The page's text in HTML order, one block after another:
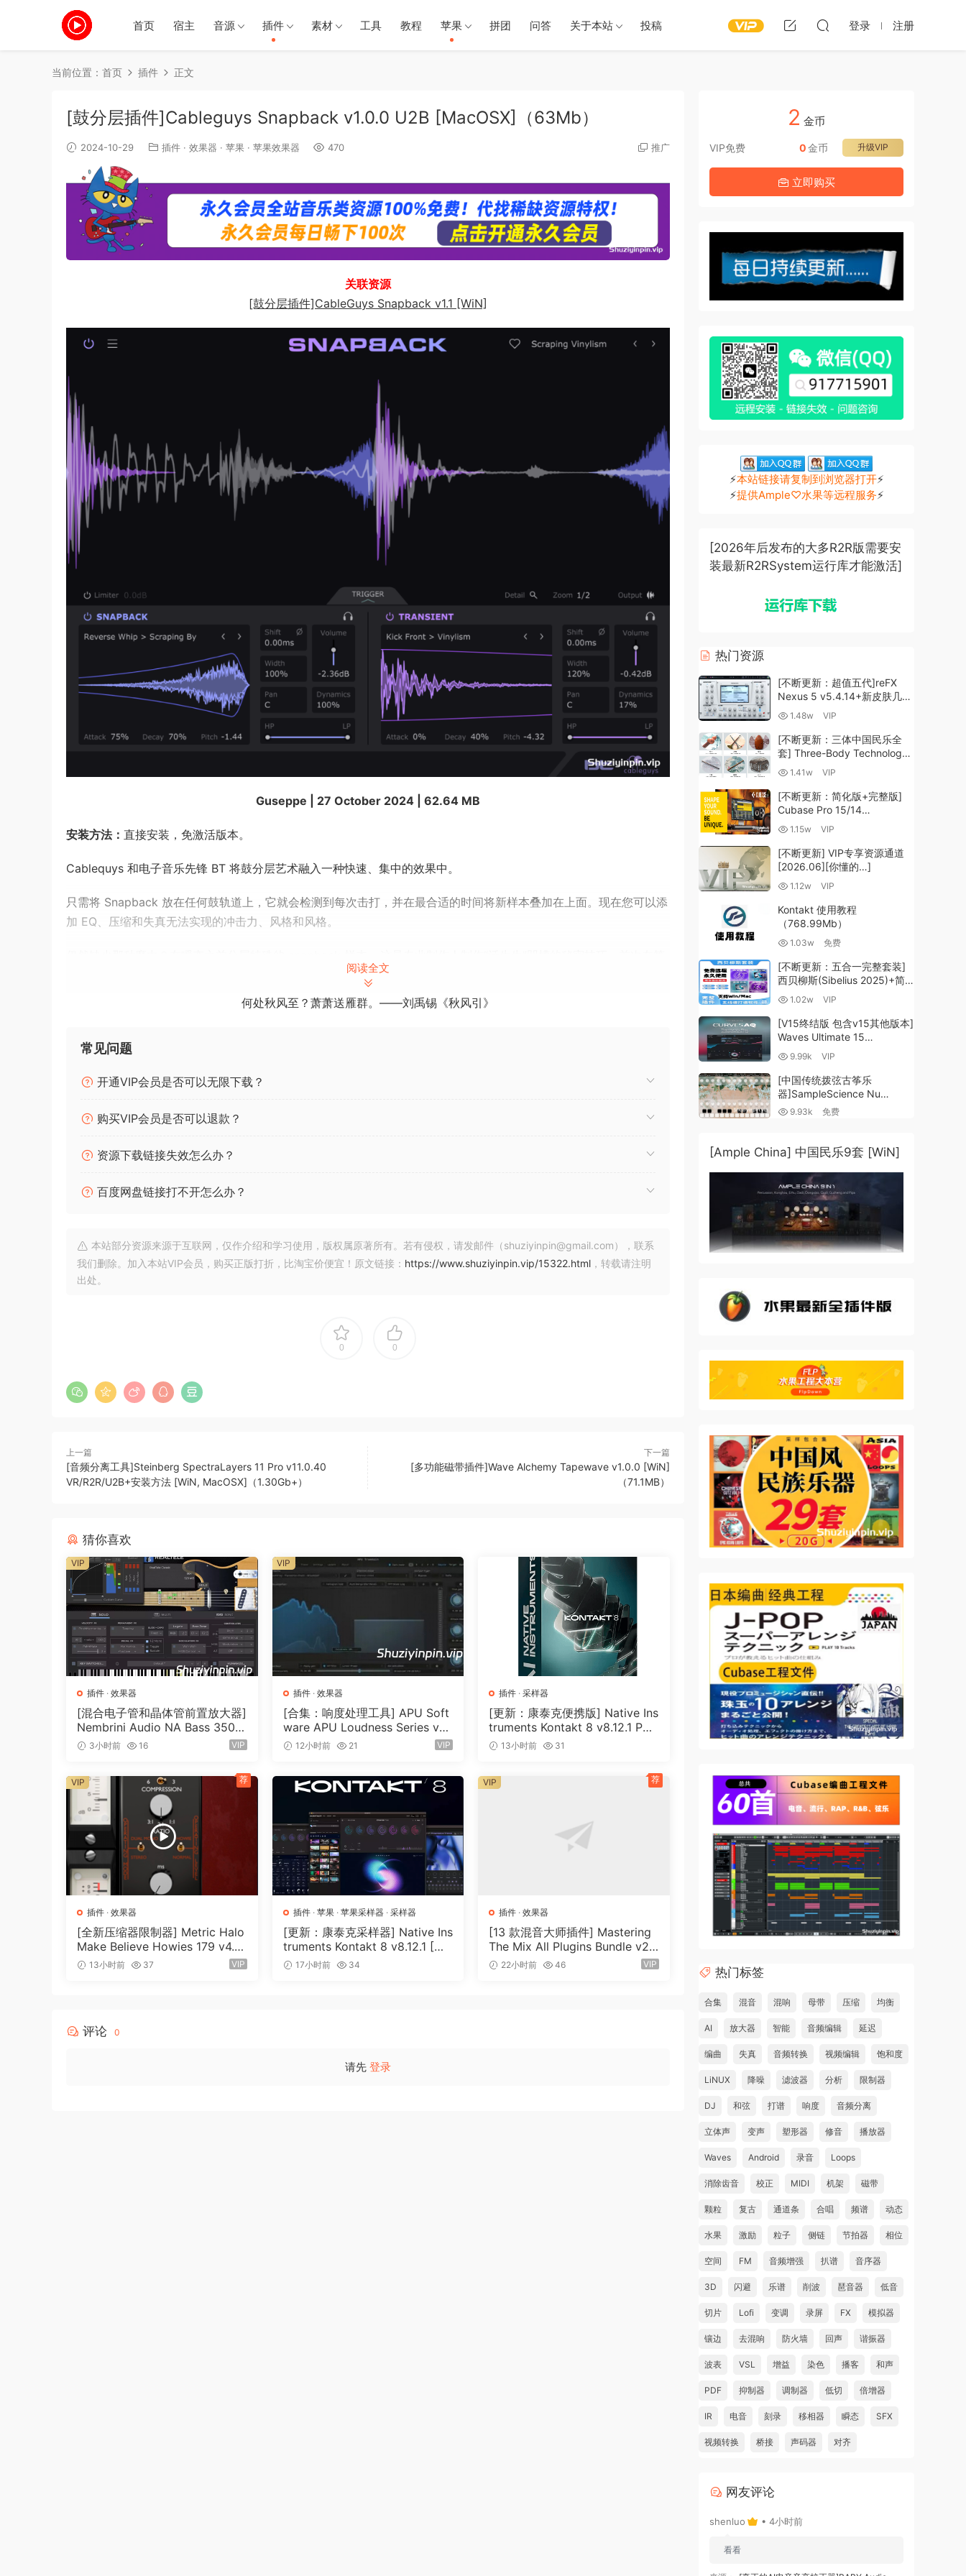
首页 宿主 音源 插件 素材 工具 教程 苹果 拼团 问答 关于本站 投稿 登录 注册
当前位置： 首页 插件 正文
[鼓分层插件]Cableguys Snapback v1.0.0 U2B [MacOSX]（63Mb）
2024-10-29 插件 · 效果器 · 苹果 · 苹果效果器 470 推广
关联资源
[鼓分层插件]CableGuys Snapback v1.1 [WiN]
Guseppe | 27 October 2024 | 62.64 MB
安装方法： 直接安装，免激活版本。
Cablequys 和电子音乐先锋 BT 将鼓分层艺术融入一种快速、集中的效果中。
只需将 Snapback 放在任何鼓轨道上，它就会检测到每次击打，并在最合适的时间将新样本叠加在上面。现在您可以添
加 EQ、压缩和失真无法实现的冲击力、风格和风格。
Cableguys and electronic music pioneer BT bring the art of drum layering into one fast, focused effect.
Just put Snapback on any drum track and it detects each hit, layering new samples on top in perfect time.
for “living” grooves, available for the first time in an easy plugin.
Guseppe
🏠 HomePage
阅读全文
何处秋风至？萧萧送雁群。——刘禹锡《秋风引》
常见问题
开通VIP会员是否可以无限下载？
购买VIP会员是否可以退款？
资源下载链接失效怎么办？
百度网盘链接打不开怎么办？
本站部分资源来源于互联网，仅作介绍和学习使用，版权属原著所有。若有侵权，请发邮件（shuziyinpin@gmail.com），联系
我们删除。加入本站VIP会员，购买正版打折，比淘宝价便宜！原文链接： https://www.shuziyinpin.vip/15322.html ，转载请注明
出处。
0 0
上一篇
[音频分离工具]Steinberg SpectraLayers 11 Pro v11.0.40
VR/R2R/U2B+安装方法 [WiN, MacOSX]（1.30Gb+）
下一篇
[多功能磁带插件]Wave Alchemy Tapewave v1.0.0 [WiN]
（71.1MB）
猜你喜欢
插件 · 效果器
[混合电子管和晶体管前置放大器]
Nembrini Audio NA Bass 3500
v1.0.0 Incl Keygen-R2R [WiN]
3小时前 16 VIP
VIP
插件· 效果器
[合集：响度处理工具] APU Soft
ware APU Loudness Series v5.
7.0 Incl Keygen-R2R [WiN]（5
12小时前 21 VIP
VIP
插件 ·采样器
[更新：康泰克便携版] Native Ins
truments Kontakt 8 v8.12.1 POR
TABLE-vkDanilov [WiN]（1.25
13小时前 31
插件 · 效果器
[全新压缩器限制器] Metric Halo
Make Believe Howies 179 v4.1.1
7-R2R [WiN]（30.0MB）
13小时前 37 VIP
VIP 荐
插件· 苹果· 苹果采样器· 采样器
[更新：康泰克采样器] Native Ins
truments Kontakt 8 v8.12.1 [Wi
N, MacOSX]（1.2GB+）
17小时前 34
插件 ·效果器
[13 款混音大师插件] Mastering
The Mix All Plugins Bundle v20
26.08.03 [WiN, MacOSX]（180
22小时前 46 VIP
VIP 荐
评论 0
请先 登录
2 金币
VIP免费 升级VIP
0金币
立即购买
⚡本站链接请复制到浏览器打开⚡
⚡提供Ample♡水果等远程服务⚡
[2026年后发布的大多R2R版需要安
装最新R2RSystem运行库才能激活]
热门资源
[不断更新：超值五代]reFX
Nexus 5 v5.4.14+新皮肤几十
套+原厂+全套扩展+教程
1.48w VIP
[不断更新：三体中国民乐全
套] Three-Body Technology-
R2R [WiN, MacOSX]
1.41w VIP
[不断更新：简化版+完整版]
Cubase Pro 15/14
VR/R2R/U2B+原厂音源+插件
MacOSX]（704.0MB+）
1.15w VIP
[不断更新] VIP专享资源通道
[2026.06][你懂的…]
1.12w VIP
Kontakt 使用教程
（768.99Mb）
1.03w 免费
[不断更新：五合一完整套装]
西贝柳斯(Sibelius 2025)+简
谱插件V8+图片识别+音频识别
MacOSX]（80.48GB+）
1.02w VIP
[V15终结版 包含v15其他版本]
Waves Ultimate 15
v25.05.27+一键安装版+安装
MacOSX]
（4.1GB+10.2GB+9.6GB）
9.99k VIP
[中国传统拨弦古筝乐
器]SampleScience Nu
Guzheng v2.0 x64 VST
9.93k 免费
[Ample China] 中国民乐9套 [WiN]
热门标签
合集 混音 混响 母带 压缩 均衡
AI 放大器 智能 音频编辑 延迟
编曲 失真 音频转换 视频编辑 饱和度
LiNUX 降噪 滤波器 分析 限制器
DJ 和弦 打谱 响度 音频分离
立体声 变声 塑形器 修音 播放器
Waves Android 录音 Loops
消除齿音 校正 MIDI 机架 磁带
颗粒 复古 通道条 合唱 频谱 动态
水果 激励 粒子 侧链 节拍器 相位
空间 FM 音频增强 扒谱 音序器
3D 闪避 乐谱 削波 琶音器 低音
切片 Lofi 变调 录屏 FX 模拟器
镶边 去混响 防火墙 回声 谐振器
波表 VSL 增益 染色 播客 和声
PDF 抑制器 调制器 低切 倍增器
IR 电音 刻录 移相器 瞬态 SFX
视频转换 桥接 声码器 对齐
网友评论
shenluo • 4小时前
看看